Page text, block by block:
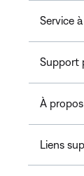
Service
Support
À
Liens